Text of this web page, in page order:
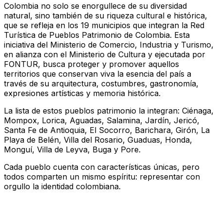
Colombia no solo se enorgullece de su diversidad
natural, sino también de su riqueza cultural e histórica,
que se refleja en los 19 municipios que integran la Red
Turística de Pueblos Patrimonio de Colombia. Esta
iniciativa del Ministerio de Comercio, Industria y Turismo,
en alianza con el Ministerio de Cultura y ejecutada por
FONTUR, busca proteger y promover aquellos
territorios que conservan viva la esencia del país a
través de su arquitectura, costumbres, gastronomía,
expresiones artísticas y memoria histórica.
La lista de estos pueblos patrimonio la integran: Ciénaga,
Mompox, Lorica, Aguadas, Salamina, Jardín, Jericó,
Santa Fe de Antioquia, El Socorro, Barichara, Girón, La
Playa de Belén, Villa del Rosario, Guaduas, Honda,
Monguí, Villa de Leyva, Buga y Pore.
Cada pueblo cuenta con características únicas, pero
todos comparten un mismo espíritu: representar con
orgullo la identidad colombiana.